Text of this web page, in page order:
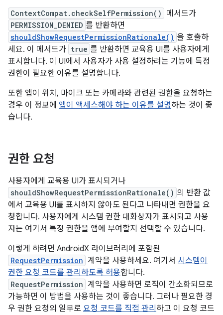
ContextCompat.checkSelfPermission() 메서드가
PERMISSION_DENIED 를 반환하면
shouldShowRequestPermissionRationale() 을 호출하
세요. 이 메서드가 true 를 반환하면 교육용 UI를 사용자에게
표시합니다. 이 UI에서 사용자가 사용 설정하려는 기능에 특정
권한이 필요한 이유를 설명합니다.
또한 앱이 위치, 마이크 또는 카메라와 관련된 권한을 요청하는
경우 이 정보에 앱이 액세스해야 하는 이유를 설명하는 것이 좋
습니다.
권한 요청
사용자에게 교육용 UI가 표시되거나
shouldShowRequestPermissionRationale() 의 반환 값
에서 교육용 UI를 표시하지 않아도 된다고 나타내면 권한을 요
청합니다. 사용자에게 시스템 권한 대화상자가 표시되고 사용
자는 여기서 특정 권한을 앱에 부여할지 선택할 수 있습니다.
이렇게 하려면 AndroidX 라이브러리에 포함된
RequestPermission 계약을 사용하세요. 여기서 시스템이
권한 요청 코드를 관리하도록 허용합니다.
RequestPermission 계약을 사용하면 로직이 간소화되므로
가능하면 이 방법을 사용하는 것이 좋습니다. 그러나 필요한 경
우 권한 요청의 일부로 요청 코드를 직접 관리 하고 이 요청 코드